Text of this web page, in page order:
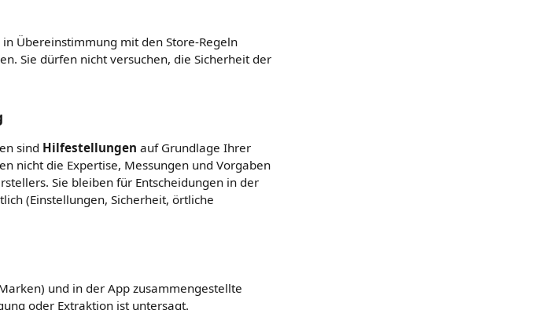
Übereinstimmung mit den Store-Regeln
Sie dürfen nicht versuchen, die Sicherheit der
sind Hilfestellungen auf Grundlage Ihrer
nicht die Expertise, Messungen und Vorgaben
Sie bleiben für Entscheidungen in der
(Einstellungen, Sicherheit, örtliche
und in der App zusammengestellte
oder Extraktion ist untersagt.